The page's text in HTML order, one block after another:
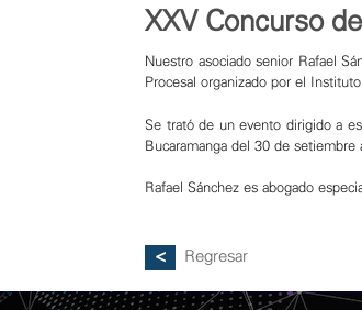
XXV Concurso
Nuestro asociado senior Rafael
Procesal organizado por el
Se trató de un evento dirigido a
Bucaramanga del 30 de setiembre
Rafael Sánchez es abogado
Regresar